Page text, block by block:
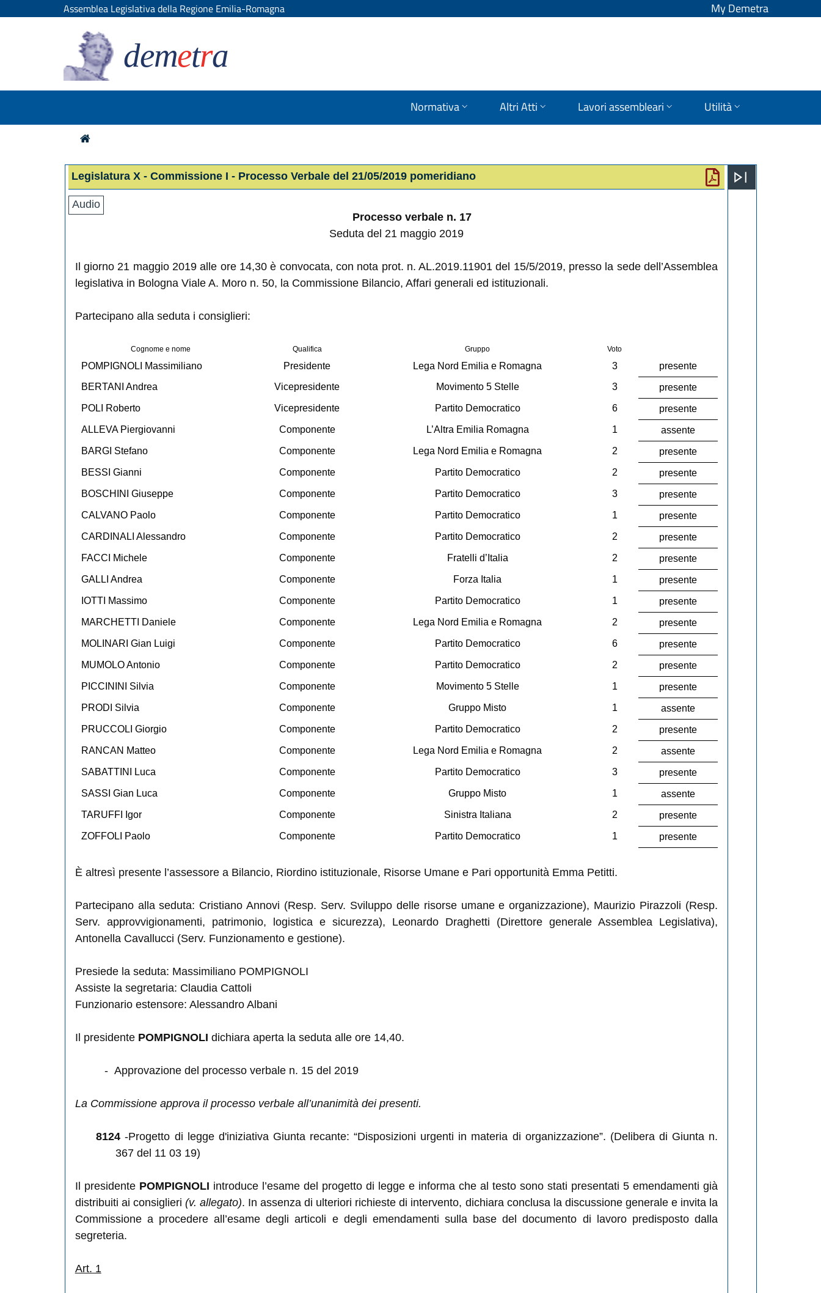
Assemblea Legislativa della Regione Emilia-Romagna My Demetra
demetra
Normativa Altri Atti Lavori assembleari Utilità
Legislatura X - Commissione I - Processo Verbale del 21/05/2019 pomeridiano
Audio
Processo verbale n. 17
Seduta del 21 maggio 2019
Il giorno 21 maggio 2019 alle ore 14,30 è convocata, con nota prot. n. AL.2019.11901 del 15/5/2019, presso la sede dell’Assemblea
legislativa in Bologna Viale A. Moro n. 50, la Commissione Bilancio, Affari generali ed istituzionali.
Partecipano alla seduta i consiglieri:
Cognome e nome Qualifica Gruppo Voto
POMPIGNOLI Massimiliano Presidente Lega Nord Emilia e Romagna 3
presente
BERTANI Andrea
Vicepresidente Movimento 5 Stelle 3
presente
POLI Roberto
Vicepresidente Partito Democratico 6
presente
ALLEVA Piergiovanni
Componente L’Altra Emilia Romagna 1
assente
BARGI Stefano
Componente Lega Nord Emilia e Romagna 2
presente
BESSI Gianni
Componente Partito Democratico 2
presente
BOSCHINI Giuseppe
Componente Partito Democratico 3
presente
CALVANO Paolo
Componente Partito Democratico 1
presente
CARDINALI Alessandro
Componente Partito Democratico 2
presente
FACCI Michele
Componente Fratelli d’Italia 2
presente
GALLI Andrea
Componente Forza Italia 1
presente
IOTTI Massimo
Componente Partito Democratico 1
presente
MARCHETTI Daniele
Componente Lega Nord Emilia e Romagna 2
presente
MOLINARI Gian Luigi
Componente Partito Democratico 6
presente
MUMOLO Antonio
Componente Partito Democratico 2
presente
PICCININI Silvia
Componente Movimento 5 Stelle 1
presente
PRODI Silvia
Componente Gruppo Misto 1
assente
PRUCCOLI Giorgio
Componente Partito Democratico 2
presente
RANCAN Matteo
Componente Lega Nord Emilia e Romagna 2
assente
SABATTINI Luca
Componente Partito Democratico 3
presente
SASSI Gian Luca
Componente Gruppo Misto 1
assente
TARUFFI Igor
Componente Sinistra Italiana 2
presente
ZOFFOLI Paolo
Componente Partito Democratico 1 presente
È altresì presente l’assessore a Bilancio, Riordino istituzionale, Risorse Umane e Pari opportunità Emma Petitti.
Partecipano alla seduta: Cristiano Annovi (Resp. Serv. Sviluppo delle risorse umane e organizzazione), Maurizio Pirazzoli (Resp.
Serv. approvvigionamenti, patrimonio, logistica e sicurezza), Leonardo Draghetti (Direttore generale Assemblea Legislativa),
Antonella Cavallucci (Serv. Funzionamento e gestione).
Presiede la seduta: Massimiliano POMPIGNOLI
Assiste la segretaria: Claudia Cattoli
Funzionario estensore: Alessandro Albani
Il presidente POMPIGNOLI dichiara aperta la seduta alle ore 14,40.
- Approvazione del processo verbale n. 15 del 2019
La Commissione approva il processo verbale all’unanimità dei presenti.
8124 -Progetto di legge d'iniziativa Giunta recante: “Disposizioni urgenti in materia di organizzazione”. (Delibera di Giunta n.
367 del 11 03 19)
Il presidente POMPIGNOLI introduce l’esame del progetto di legge e informa che al testo sono stati presentati 5 emendamenti già
distribuiti ai consiglieri (v. allegato). In assenza di ulteriori richieste di intervento, dichiara conclusa la discussione generale e invita la
Commissione a procedere all’esame degli articoli e degli emendamenti sulla base del documento di lavoro predisposto dalla
segreteria.
Art. 1